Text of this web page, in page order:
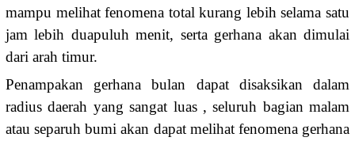
mampu melihat fenomena total kurang lebih selama satu
jam lebih duapuluh menit, serta gerhana akan dimulai
dari arah timur.
Penampakan gerhana bulan dapat disaksikan dalam
radius daerah yang sangat luas , seluruh bagian malam
atau separuh bumi akan dapat melihat fenomena gerhana